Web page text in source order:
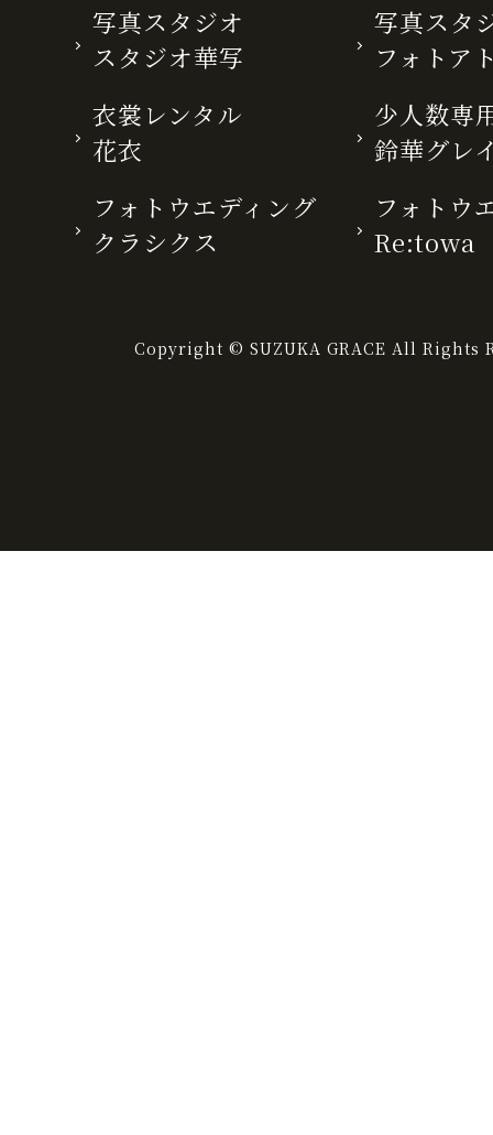
写真スタジオ
スタジオ華写
写真スタ
フォトア
衣裳レンタル
花衣
少人数専
鈴華グレ
フォトウエディング
クラシクス
フォトウ
Re:towa
Copyright © SUZUKA GRACE All Rights